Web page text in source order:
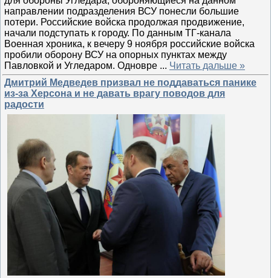
направлении подразделения ВСУ понесли большие
потери. Российские войска продолжая продвижение,
начали подступать к городу. По данным ТГ-канала
Военная хроника, к вечеру 9 ноября российские войска
пробили оборону ВСУ на опорных пунктах между
Павловкой и Угледаром. Одновре ... Читать дальше »
Дмитрий Медведев призвал не поддаваться панике
из-за Херсона и не давать врагу поводов для
радости